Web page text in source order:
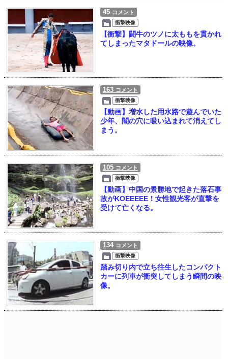
45 コメント
衝撃映像
【衝撃】闘牛のツノに太ももを貫かれ
てしまったマタドールの映像。
163 コメント
衝撃映像
【動画】増水した用水路で遊んでいた
少年、闇の穴に吸い込まれて消えてし
まう。
105 コメント
衝撃映像
【動画】中国の景勝地で起きた落石事
故がKOEEEEE！女性観光客が直撃を
受けて亡くなる。
134 コメント
衝撃映像
踏み切り内で立ち往生したコンパクト
カーに列車が衝突してしまう瞬間の映
像。